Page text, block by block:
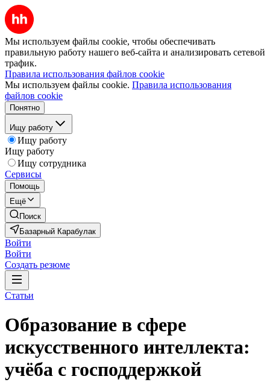
Мы используем файлы cookie, чтобы обеспечивать
правильную работу нашего веб-сайта и анализировать сетевой
трафик.
Правила использования файлов cookie
Мы используем файлы cookie. Правила использования
файлов cookie
Понятно
Ищу работу
Ищу работу
Ищу работу
Ищу сотрудника
Сервисы
Помощь
Ещё
Поиск
Базарный Карабулак
Войти
Войти
Создать резюме
Статьи
Образование в сфере
искусственного интеллекта:
учёба с господдержкой